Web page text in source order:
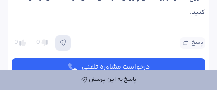
کنید.
0 0 پاسخ
درخواست مشاوره تلفنی
پاسخ به این پرسش